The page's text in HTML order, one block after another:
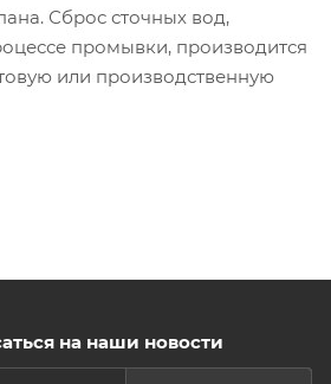
Сброс сточных вод,
промывки, производится
или производственную
на наши новости